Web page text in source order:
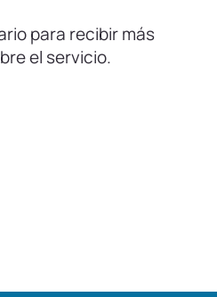
para recibir más
el servicio.